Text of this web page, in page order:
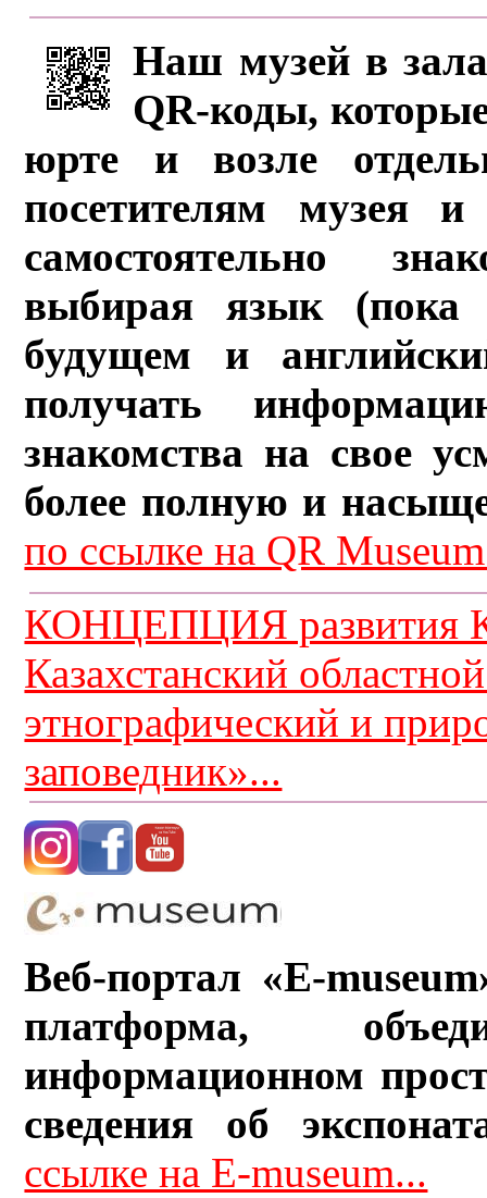
Наш музей в
QR-коды,
юрте и возле
посетителям музея и
самостоятельно
выбирая язык (пока
будущем и
получать
знакомства на свое
более полную и
по ссылке на QR
КОНЦЕПЦИЯ развития
Казахстанский
этнографический и
заповедник»...
Веб-портал «E-
платформа,
информационном
сведения об
ссылке на E-museum...